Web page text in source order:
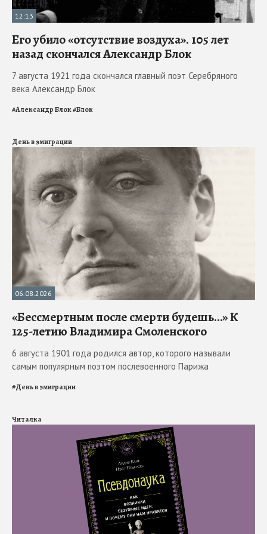
12:13
Его убило «отсутствие воздуха». 105 лет
назад скончался Александр Блок
7 августа 1921 года скончался главный поэт Серебряного
века Александр Блок
#Александр Блок#Блок
День в эмиграции
06.08.2026
«Бессмертным после смерти будешь…» К
125-летию Владимира Смоленского
6 августа 1901 года родился автор, которого называли
самым популярным поэтом послевоенного Парижа
#День в эмиграции
Читалка